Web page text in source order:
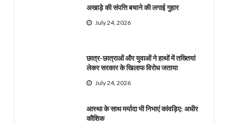
अखाड़े की संपत्ति बचाने की लगाई गुहार
July 24, 2026
छात्र-छात्राओं और युवाओं ने हाथों में तख्तियां
लेकर सरकार के खिलाफ विरोध जताया
July 24, 2026
आस्था के साथ मर्यादा भी निभाएं कांवड़िए: अधीर
कौशिक